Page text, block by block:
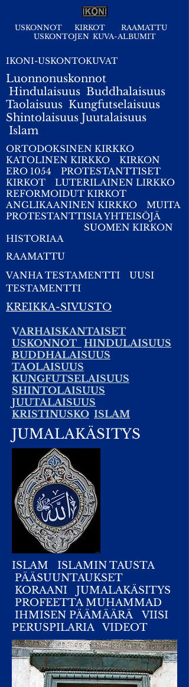
USKONNOT KIRKOT
RAAMATTU
USKONTOJEN KUVA-ALBUMIT
IKONI-USKONTOKUVAT
Luonnonuskonnot
Hindulaisuus Buddhalaisuus
Taolaisuus Kungfutselaisuus
Shintolaisuus Juutalaisuus
Islam
ORTODOKSINEN KIRKKO
KATOLINEN KIRKKO
KIRKON
ERO 1054
PROTESTANTTISET
KIRKOT
LUTERILAINEN LIRKKO
REFORMOIDUT KIRKOT
ANGLIKAANINEN KIRKKO
MUITA
PROTESTANTTISIA YHTEISÖJÄ
SUOMEN KIRKON
HISTORIAA
RAAMATTU
VANHA TESTAMENTTI
UUSI
TESTAMENTTI
KREIKKA-SIVUSTO
VARHAISKANTAISET
USKONNOT HINDULAISUUS
BUDDHALAISUUS
TAOLAISUUS
KUNGFUTSELAISUUS
SHINTOLAISUUS
JUUTALAISUUS
KRISTINUSKO ISLAM
JUMALAKÄSITYS
ISLAM
ISLAMIN TAUSTA
PÄÄSUUNTAUKSET
KORAANI
JUMALAKÄSITYS
PROFEETTA MUHAMMAD
IHMISEN PÄÄMÄÄRÄ
VIISI
PERUSPILARIA VIDEOT